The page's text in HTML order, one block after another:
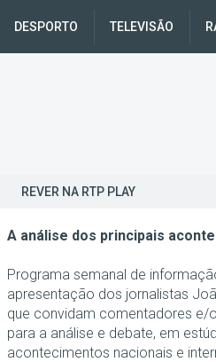
DESPORTO TELEVISÃO
REVER NA RTP PLAY
A análise dos principais
Programa semanal de
apresentação dos jornalistas
que convidam comentadores e/
para a análise e debate, em
acontecimentos nacionais e